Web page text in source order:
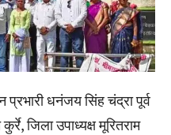
धनंजय सिंह चंद्रा पूर्व
जिला उपाध्यक्ष मूरितराम